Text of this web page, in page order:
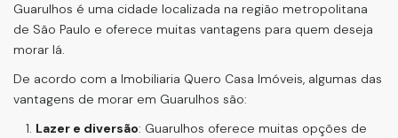
Guarulhos é uma cidade localizada na região metropolitana
de São Paulo e oferece muitas vantagens para quem deseja
morar lá.
De acordo com a Imobiliaria Quero Casa Imóveis, algumas das
vantagens de morar em Guarulhos são:
Lazer e diversão: Guarulhos oferece muitas opções de